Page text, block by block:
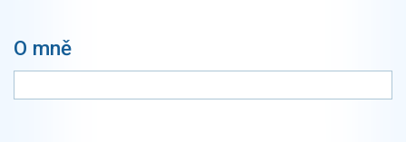
O mně